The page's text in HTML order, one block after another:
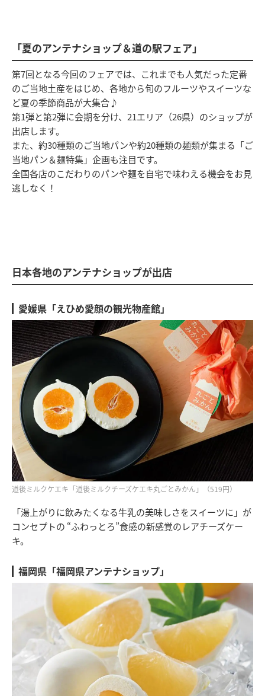
「夏のアンテナショップ＆道の駅フェア」
第7回となる今回のフェアでは、これまでも人気だった定番
のご当地土産をはじめ、各地から旬のフルーツやスイーツな
ど夏の季節商品が大集合♪
第1弾と第2弾に会期を分け、21エリア（26県）のショップが
出店します。
また、約30種類のご当地パンや約20種類の麺類が集まる「ご
当地パン＆麺特集」企画も注目です。
全国各店のこだわりのパンや麺を自宅で味わえる機会をお見
逃しなく！
日本各地のアンテナショップが出店
愛媛県「えひめ愛顔の観光物産館」
道後ミルクケエキ「道後ミルクチーズケエキ丸ごとみかん」（519円）
「湯上がりに飲みたくなる牛乳の美味しさをスイーツに」が
コンセプトの “ふわっとろ”食感の新感覚のレアチーズケー
キ。
福岡県「福岡県アンテナショップ」